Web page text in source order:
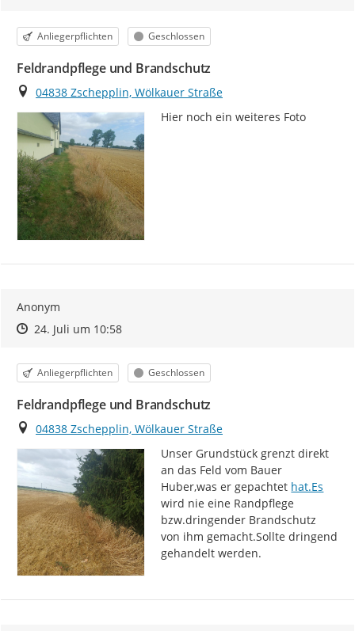
Kategorie
Anliegerpflichten Status
Geschlossen
Feldrandpflege und Brandschutz
Ort
04838 Zschepplin, Wölkauer Straße
Hier noch ein weiteres Foto
Anonym
Zeitpunkt des Erstellens
Zeitpunkt des Erstellens
24. Juli um 10:58Zur Äußerung
Kategorie
Anliegerpflichten Status
Geschlossen
Feldrandpflege und Brandschutz
Ort
04838 Zschepplin, Wölkauer Straße
Unser Grundstück grenzt direkt
an das Feld vom Bauer
Huber,was er gepachtet http://
hat.Es
wird nie eine Randpflege
bzw.dringender Brandschutz
von ihm gemacht.Sollte dringend
gehandelt werden.